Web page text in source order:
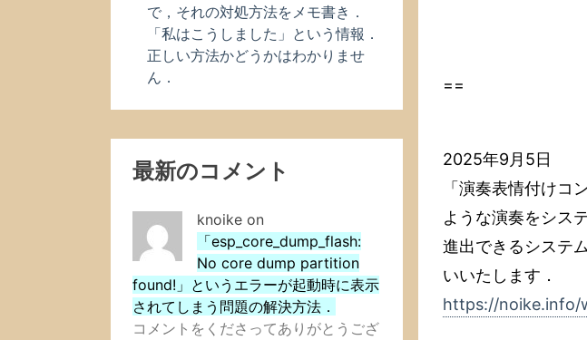
==
2025年9月5日
「演奏表情付け
ような演奏をシス
進出できるシステ
いいたします．
https://noike.info/
で，それの対処方法をメモ書き．
「私はこうしました」という情報．
正しい方法かどうかはわかりませ
ん．
最新のコメント
knoike on
「esp_core_dump_flash:
No core dump partition
found!」というエラーが起動時に表示
されてしまう問題の解決方法．
コメントをくださってありがとうござ